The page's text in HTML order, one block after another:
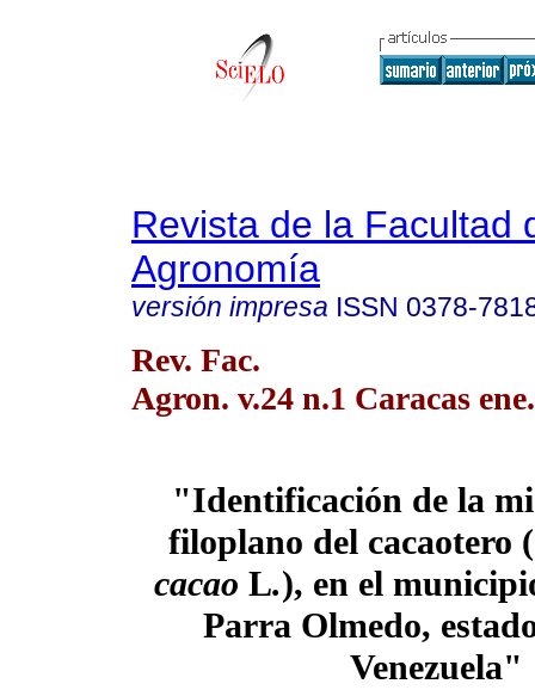
Revista de la Facultad
Agronomía
versión impresa ISSN 0378-
Rev. Fac.
Agron. v.24 n.1 Caracas
"Identificación de la
filoplano del cacaotero (
cacao L.), en el
Parra Olmedo,
Venezuela"